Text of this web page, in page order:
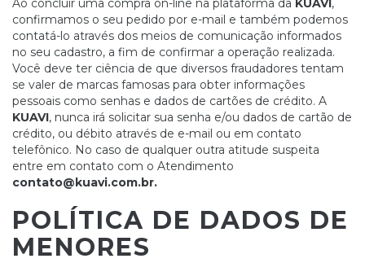
Ao concluir uma compra on-line na plataforma da KUAVI ,
confirmamos o seu pedido por e-mail e também podemos
contatá-lo através dos meios de comunicação informados
no seu cadastro, a fim de confirmar a operação realizada.
Você deve ter ciência de que diversos fraudadores tentam
se valer de marcas famosas para obter informações
pessoais como senhas e dados de cartões de crédito. A
KUAVI, nunca irá solicitar sua senha e/ou dados de cartão de
crédito, ou débito através de e-mail ou em contato
telefônico. No caso de qualquer outra atitude suspeita
entre em contato com o Atendimento
contato@kuavi.com.br.
POLÍTICA DE DADOS DE
MENORES